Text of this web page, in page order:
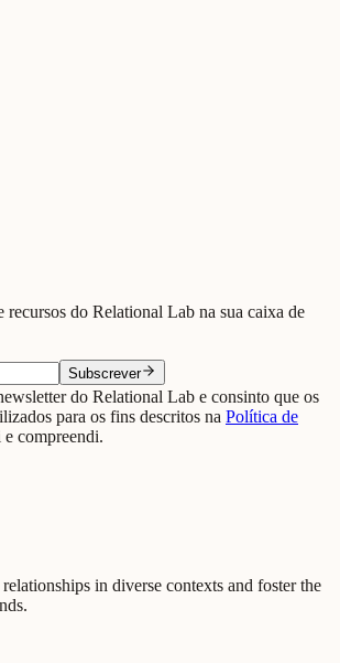
recursos do Relational Lab na sua caixa de
Subscrever
do Relational Lab e consinto que os
para os fins descritos na Política de
e compreendi.
in diverse contexts and foster the